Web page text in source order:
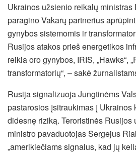
Ukrainos užsienio reikalų ministras
paragino Vakarų partnerius
gynybos sistemomis ir
Rusijos atakos prieš energetikos
reikia oro gynybos, IRIS, „Hawks“,
transformatorių“, – sakė
Rusija signalizuoja Jungtinėms
pastarosios įsitraukimas į Ukrainos
didesnę riziką. Teroristinės Rusijos
ministro pavaduotojas Sergejus
„amerikiečiams signalus, kad jų